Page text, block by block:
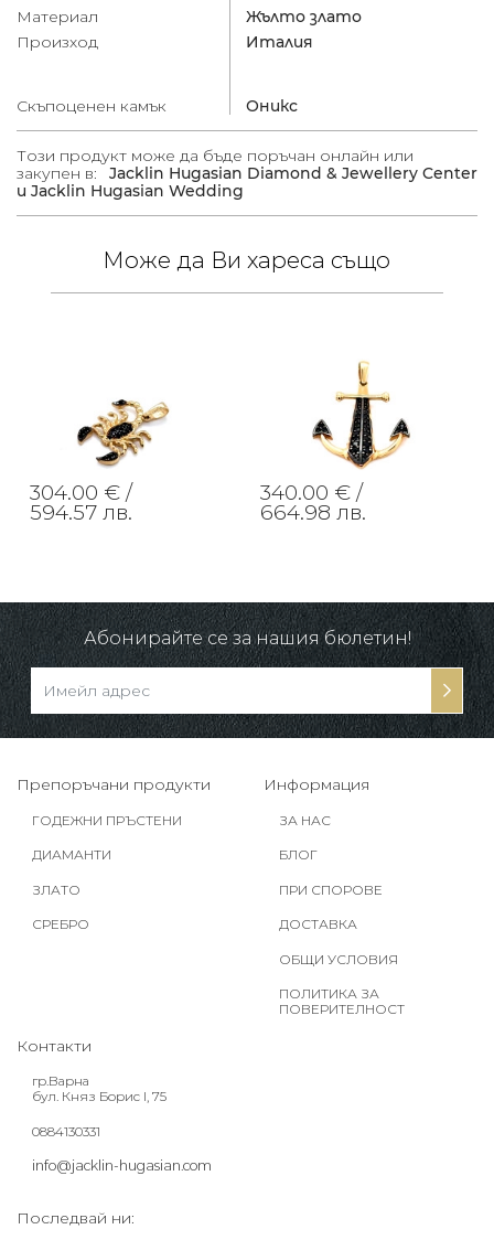
Материал
Жълто злато
Произход
Италия
Скъпоценен камък Оникс
Този продукт може да бъде поръчан онлайн или
закупен в:
Jacklin Hugasian Diamond & Jewellery Center
и Jacklin Hugasian Wedding
Може да Ви хареса също
304.00 € /
594.57 лв.
340.00 € /
664.98 лв.
Абонирайте се за нашия бюлетин!
Препоръчани продукти
ГОДЕЖНИ ПРЪСТЕНИ
ДИАМАНТИ
ЗЛАТО
СРЕБРО
Информация
ЗА НАС
БЛОГ
ПРИ СПОРОВЕ
ДОСТАВКА
ОБЩИ УСЛОВИЯ
ПОЛИТИКА ЗА
ПОВЕРИТЕЛНОСТ
Контакти
гр.Варна
бул. Княз Борис I, 75
0884130331
info@jacklin-hugasian.com
Последвай ни: